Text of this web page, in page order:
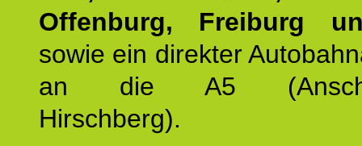
Offenburg, Freiburg
sowie ein direkter
an die A5
Hirschberg).